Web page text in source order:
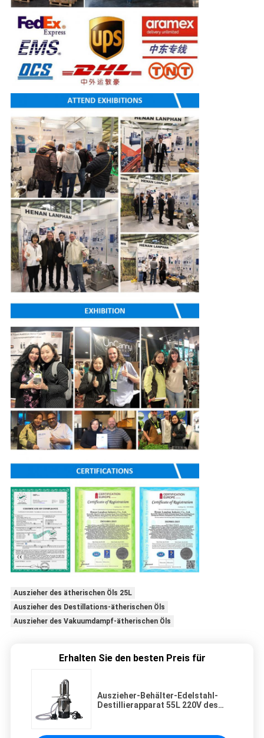
Auszieher des ätherischen Öls 25L
Auszieher des Destillations-ätherischen Öls
Auszieher des Vakuumdampf-ätherischen Öls
Erhalten Sie den besten Preis für
Auszieher-Behälter-Edelstahl-
Destillierapparat 55L 220V des